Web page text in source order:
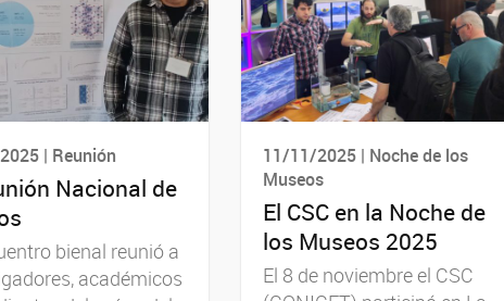
| Reunión
Nacional de
bienal reunió a
académicos
11/11/2025 | Noche de los
Museos
El CSC en la Noche de
los Museos 2025
El 8 de noviembre el CSC